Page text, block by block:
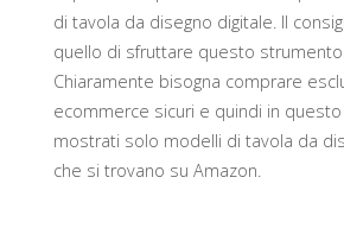
di tavola da disegno digitale. Il
quello di sfruttare questo
Chiaramente bisogna comprare
ecommerce sicuri e quindi in
mostrati solo modelli di tavola da
che si trovano su Amazon.